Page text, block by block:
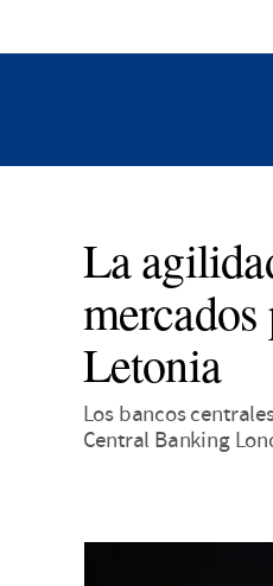
La
Letonia
Los bancos
Central Banking